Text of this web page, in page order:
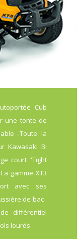
Cub
une tonte de
.Toute la
Kawasaki Bi
court "Tight
gamme XT3
avec ses
de bac .
différentiel
lourds